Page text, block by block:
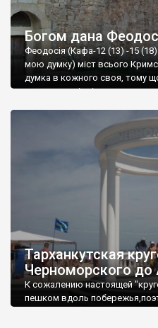
Богом дана
Феодосія (Кафа-12 (13) -15
мою думку) міст всього
думка в кожного своя, тому
запрошую відвідати це
Тарханкутская
Черноморского
К сожалению настоящей
пешком вдоль